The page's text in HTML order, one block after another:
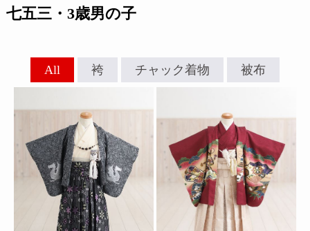
七五三・3歳男の子
All 袴 チャック着物 被布